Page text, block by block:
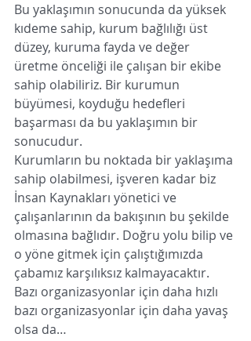
Bu yaklaşımın sonucunda da yüksek
kıdeme sahip, kurum bağlılığı üst
düzey, kuruma fayda ve değer
üretme önceliği ile çalışan bir ekibe
sahip olabiliriz. Bir kurumun
büyümesi, koyduğu hedefleri
başarması da bu yaklaşımın bir
sonucudur.
Kurumların bu noktada bir yaklaşıma
sahip olabilmesi, işveren kadar biz
İnsan Kaynakları yönetici ve
çalışanlarının da bakışının bu şekilde
olmasına bağlıdır. Doğru yolu bilip ve
o yöne gitmek için çalıştığımızda
çabamız karşılıksız kalmayacaktır.
Bazı organizasyonlar için daha hızlı
bazı organizasyonlar için daha yavaş
olsa da…